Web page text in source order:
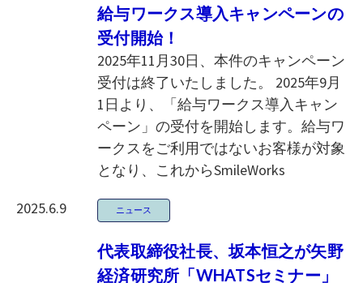
給与ワークス導入キャンペーンの
受付開始！
2025年11月30日、本件のキャンペーン
受付は終了いたしました。 2025年9月
1日より、「給与ワークス導入キャン
ペーン」の受付を開始します。給与ワ
ークスをご利用ではないお客様が対象
となり、これからSmileWorks
2025.6.9 ニュース
代表取締役社長、坂本恒之が矢野
経済研究所「WHATSセミナー」